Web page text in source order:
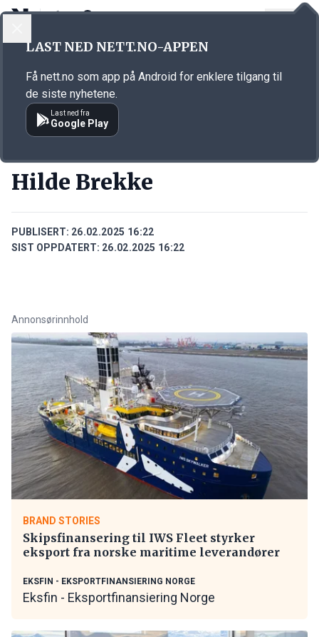
Annonsørinnhold
Hilde Brekke
PUBLISERT: 26.02.2025 16:22
SIST OPPDATERT: 26.02.2025 16:22
Annonsørinnhold
BRAND STORIES
Skipsfinansering til IWS Fleet styrker
eksport fra norske maritime leverandører
EKSFIN - EKSPORTFINANSIERING NORGE
Eksfin - Eksportfinansiering Norge
LAST NED NETT.NO-APPEN
Få nett.no som app på Android for enklere tilgang til
de siste nyhetene.
Last ned fra
Google Play